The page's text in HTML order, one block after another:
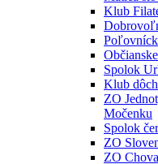
Klub
Spolok
Klub
ZO
Močenku
Spolok
ZO
ZO